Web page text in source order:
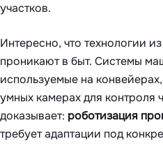
участков.
Интересно, что технологии
проникают в быт. Системы
используемые на
умных камерах для контроля
доказывает: роботизация
требует адаптации под